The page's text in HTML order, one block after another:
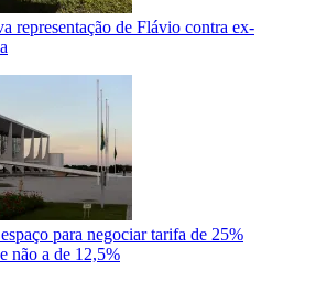
representação de Flávio contra ex-
para negociar tarifa de 25%
não a de 12,5%